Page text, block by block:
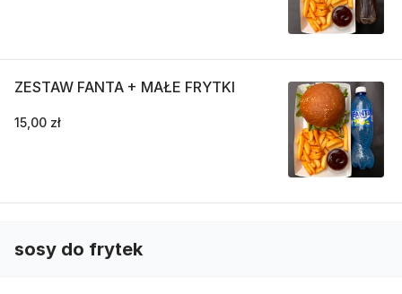
ZESTAW FANTA + MAŁE FRYTKI
15,00 zł
sosy do frytek